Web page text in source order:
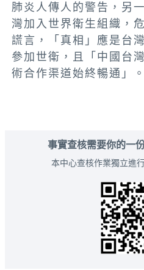
肺炎人傳人的警告，另
灣加入世界衛生組織，
謊言，「真相」應是台
參加世衛，且「中國台
術合作渠道始終暢通」。
事實查核需要你的一
本中心查核作業獨立進